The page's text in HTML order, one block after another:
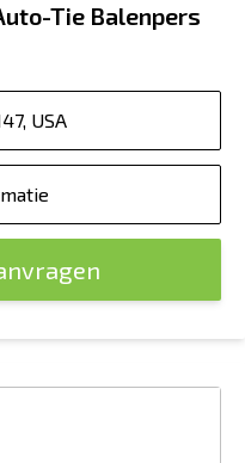
Tie Balenpers
USA